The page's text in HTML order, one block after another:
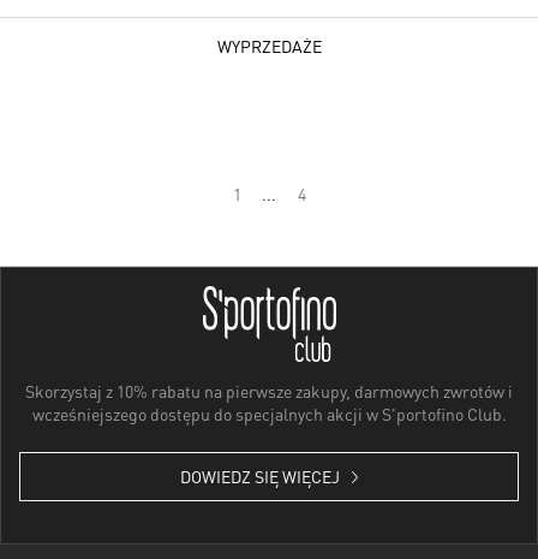
WYPRZEDAŻE
1 ... 4
Skorzystaj z 10% rabatu na pierwsze zakupy, darmowych zwrotów i
wcześniejszego dostępu do specjalnych akcji w S'portofino Club.
DOWIEDZ SIĘ WIĘCEJ